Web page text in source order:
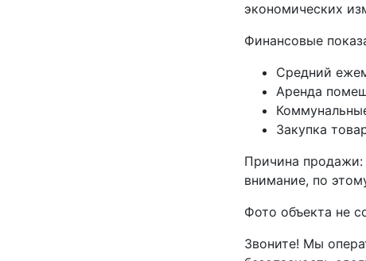
экономических
Финансовые
Средний
Аренда
Закупка
Причина продажи:
внимание, по
Фото объекта не
Звоните! Мы